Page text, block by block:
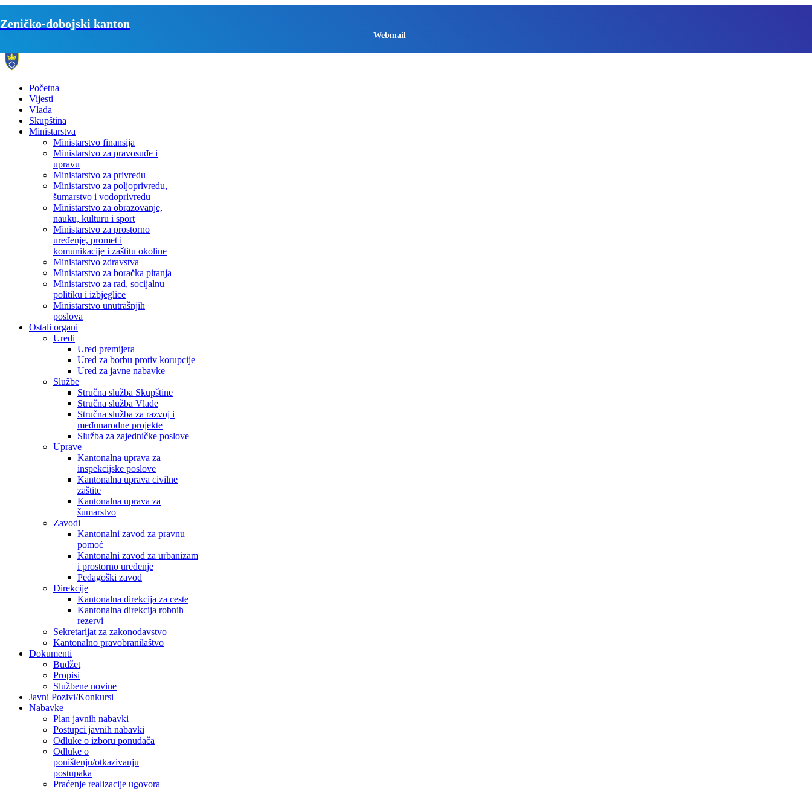
Zeničko-dobojski kanton
Webmail
Početna
Vijesti
Vlada
Skupština
Ministarstva
Ministarstvo finansija
Ministarstvo za pravosuđe i
upravu
Ministarstvo za privredu
Ministarstvo za poljoprivredu,
šumarstvo i vodoprivredu
Ministarstvo za obrazovanje,
nauku, kulturu i sport
Ministarstvo za prostorno
uređenje, promet i
komunikacije i zaštitu okoline
Ministarstvo zdravstva
Ministarstvo za boračka pitanja
Ministarstvo za rad, socijalnu
politiku i izbjeglice
Ministarstvo unutrašnjih
poslova
Ostali organi
Uredi
Ured premijera
Ured za borbu protiv korupcije
Ured za javne nabavke
Službe
Stručna služba Skupštine
Stručna služba Vlade
Stručna služba za razvoj i
međunarodne projekte
Služba za zajedničke poslove
Uprave
Kantonalna uprava za
inspekcijske poslove
Kantonalna uprava civilne
zaštite
Kantonalna uprava za
šumarstvo
Zavodi
Kantonalni zavod za pravnu
pomoć
Kantonalni zavod za urbanizam
i prostorno uređenje
Pedagoški zavod
Direkcije
Kantonalna direkcija za ceste
Kantonalna direkcija robnih
rezervi
Sekretarijat za zakonodavstvo
Kantonalno pravobranilaštvo
Dokumenti
Budžet
Propisi
Službene novine
Javni Pozivi/Konkursi
Nabavke
Plan javnih nabavki
Postupci javnih nabavki
Odluke o izboru ponuđača
Odluke o
poništenju/otkazivanju
postupaka
Praćenje realizacije ugovora